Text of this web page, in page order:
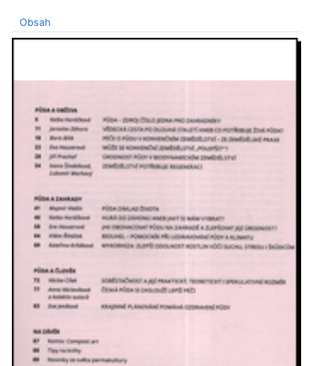
Obsah